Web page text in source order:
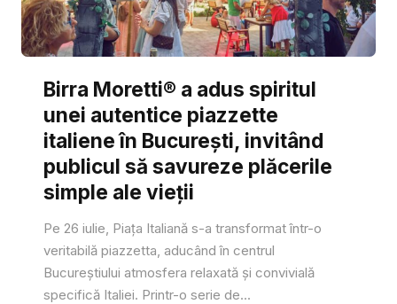
Birra Moretti® a adus spiritul
unei autentice piazzette
italiene în București, invitând
publicul să savureze plăcerile
simple ale vieții
Pe 26 iulie, Piața Italiană s-a transformat într-o
veritabilă piazzetta, aducând în centrul
Bucureștiului atmosfera relaxată și convivială
specifică Italiei. Printr-o serie de...